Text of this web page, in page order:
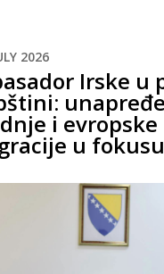
2026
Irske u
i evropske
u